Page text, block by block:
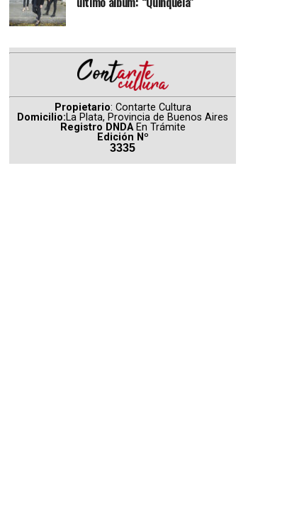
Propietario: Contarte Cultura
Domicilio:La Plata, Provincia de Buenos Aires
Registro DNDA En Trámite
Edición Nº
3335